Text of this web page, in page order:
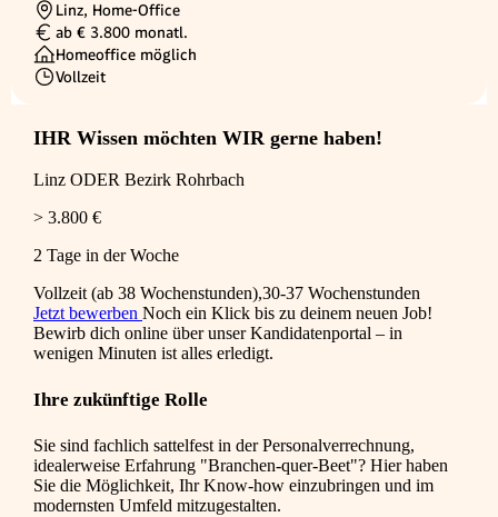
Ortschaft
Linz, Home-Office
Gehalt
ab € 3.800 monatl.
Homeoffice möglich
Beschäftigungsart
Vollzeit
IHR Wissen möchten WIR gerne haben!
Linz ODER Bezirk Rohrbach
> 3.800 €
2 Tage in der Woche
Vollzeit (ab 38 Wochenstunden),30-37 Wochenstunden
Jetzt bewerben Noch ein Klick bis zu deinem neuen Job!
Bewirb dich online über unser Kandidatenportal – in
wenigen Minuten ist alles erledigt.
Ihre zukünftige Rolle
Sie sind fachlich sattelfest in der Personalverrechnung,
idealerweise Erfahrung "Branchen-quer-Beet"? Hier haben
Sie die Möglichkeit, Ihr Know-how einzubringen und im
modernsten Umfeld mitzugestalten.